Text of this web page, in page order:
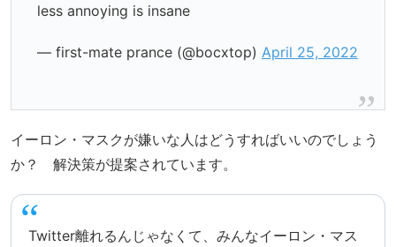
less annoying is insane
— first-mate prance (@bocxtop) April 25, 2022
イーロン・マスクが嫌いな人はどうすればいいのでしょう
か？ 解決策が提案されています。
Twitter離れるんじゃなくて、みんなイーロン・マス